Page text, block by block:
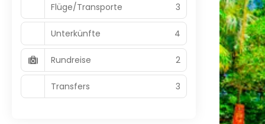
Flüge/Transporte 3
Unterkünfte 4
Rundreise 2
Transfers 3